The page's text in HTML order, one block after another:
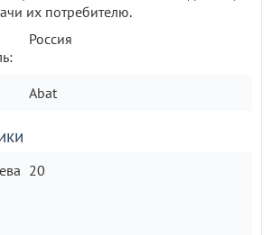
их потребителю.
Россия
Abat
20